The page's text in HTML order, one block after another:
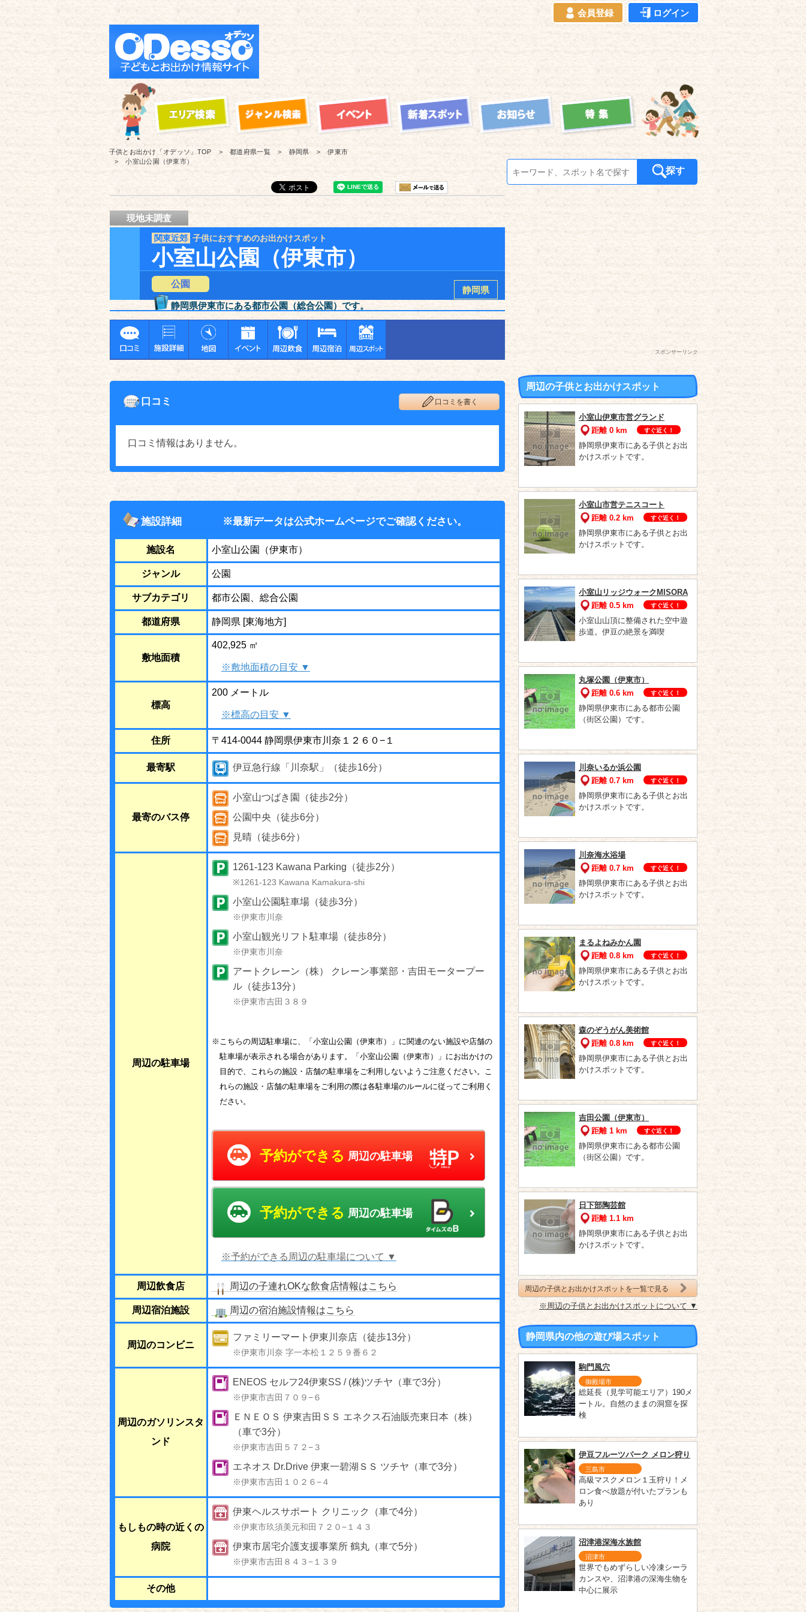
会員登録 ログイン
子供とお出かけ「オデッソ」 TOP 都道府県一覧 静岡県
伊東市
小室山公園（伊東市）
探す
現地未調査
関東近郊 子供におすすめのお出かけスポット
小室山公園（伊東市）
公園
静岡県
静岡県伊東市にある都市公園（総合公園）です。
口コミ 口コミを書く
口コミ情報はありません。
施設詳細 ※最新データは公式ホームページでご確認ください。
施設名 小室山公園（伊東市）
ジャンル 公園
サブカテゴリ 都市公園、総合公園
都道府県 静岡県 [東海地方]
敷地面積
402,925 ㎡
※敷地面積の目安 ▼
標高
200 メートル
※標高の目安 ▼
住所 〒414-0044 静岡県伊東市川奈１２６０−１
最寄駅 伊豆急行線「川奈駅」（徒歩16分）
最寄のバス停
小室山つばき園（徒歩2分）
公園中央（徒歩6分）
見晴（徒歩6分）
周辺の駐車場
1261-123 Kawana Parking（徒歩2分）
※1261-123 Kawana Kamakura-shi
小室山公園駐車場（徒歩3分）
※伊東市川奈
小室山観光リフト駐車場（徒歩8分）
※伊東市川奈
アートクレーン（株） クレーン事業部・吉田モータープー
ル（徒歩13分）
※伊東市吉田３８９
※こちらの周辺駐車場に、「小室山公園（伊東市）」に関連のない施設や店舗の
駐車場が表示される場合があります。「小室山公園（伊東市）」にお出かけの
目的で、これらの施設・店舗の駐車場をご利用しないようご注意ください。こ
れらの施設・店舗の駐車場をご利用の際は各駐車場のルールに従ってご利用く
ださい。
予約ができる 周辺の駐車場
予約ができる 周辺の駐車場
※予約ができる周辺の駐車場について ▼
周辺飲食店 周辺の子連れOKな飲食店情報はこちら
周辺宿泊施設 周辺の宿泊施設情報はこちら
周辺のコンビニ
ファミリーマート伊東川奈店（徒歩13分）
※伊東市川奈 字一本松１２５９番６２
周辺のガソリンスタ
ンド
ENEOS セルフ24伊東SS / (株)ツチヤ（車で3分）
※伊東市吉田７０９−６
ＥＮＥＯＳ 伊東吉田ＳＳ エネクス石油販売東日本（株）
（車で3分）
※伊東市吉田５７２−３
エネオス Dr.Drive 伊東一碧湖ＳＳ ツチヤ（車で3分）
※伊東市吉田１０２６−４
もしもの時の近くの
病院
伊東ヘルスサポート クリニック（車で4分）
※伊東市玖須美元和田７２０−１４３
伊東市居宅介護支援事業所 鶴丸（車で5分）
※伊東市吉田８４３−１３９
その他
スポンサーリンク
周辺の子供とお出かけスポット
小室山伊東市営グランド
距離 0 km
すぐ近く！
静岡県伊東市にある子供とお出
かけスポットです。
小室山市営テニスコート
距離 0.2 km
すぐ近く！
静岡県伊東市にある子供とお出
かけスポットです。
小室山リッジウォークMISORA
距離 0.5 km
すぐ近く！
小室山山頂に整備された空中遊
歩道。伊豆の絶景を満喫
丸塚公園（伊東市）
距離 0.6 km
すぐ近く！
静岡県伊東市にある都市公園
（街区公園）です。
川奈いるか浜公園
距離 0.7 km
すぐ近く！
静岡県伊東市にある子供とお出
かけスポットです。
川奈海水浴場
距離 0.7 km
すぐ近く！
静岡県伊東市にある子供とお出
かけスポットです。
まるよねみかん園
距離 0.8 km
すぐ近く！
静岡県伊東市にある子供とお出
かけスポットです。
森のぞうがん美術館
距離 0.8 km
すぐ近く！
静岡県伊東市にある子供とお出
かけスポットです。
吉田公園（伊東市）
距離 1 km
すぐ近く！
静岡県伊東市にある都市公園
（街区公園）です。
日下部陶芸館
距離 1.1 km
静岡県伊東市にある子供とお出
かけスポットです。
周辺の子供とお出かけスポットを一覧で見る
※周辺の子供とお出かけスポットについて ▼
静岡県内の他の遊び場スポット
駒門風穴
御殿場市
総延長（見学可能エリア）190メ
ートル。自然のままの洞窟を探
検
伊豆フルーツパーク メロン狩り
三島市
高級マスクメロン１玉狩り！メ
ロン食べ放題が付いたプランも
あり
沼津港深海水族館
沼津市
世界でもめずらしい冷凍シーラ
カンスや、沼津港の深海生物を
中心に展示